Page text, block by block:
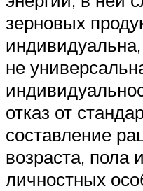
зерновых
не
отказ от
составление
возраста, пола
личностных